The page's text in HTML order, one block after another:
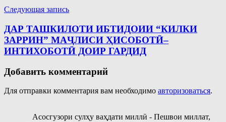
Следующая запись
ДАР ТАШКИЛОТИ ИБТИДОИИ “КИЛКИ
ЗАРРИН” МАҶЛИСИ ҲИСОБОТӢ–
ИНТИХОБОТӢ ДОИР ГАРДИД
Добавить комментарий
Для отправки комментария вам необходимо авторизоваться.
Асосгузори сулҳу ваҳдати миллӣ - Пешвои миллат,